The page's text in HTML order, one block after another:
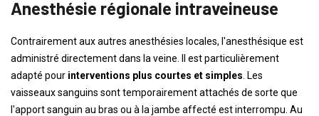
Anesthésie régionale intraveineuse
Contrairement aux autres anesthésies locales, l'anesthésique est
administré directement dans la veine. Il est particulièrement
adapté pour interventions plus courtes et simples . Les
vaisseaux sanguins sont temporairement attachés de sorte que
l'apport sanguin au bras ou à la jambe affecté est interrompu. Au